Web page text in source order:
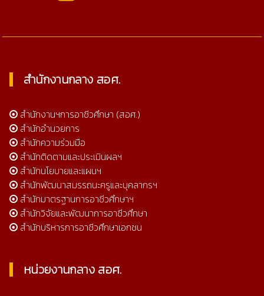
สำนักงานกลาง สอศ.
สำนักงานฯการอาชีวศึกษา (สอศ.)
สำนักอำนวยการ
สำนักความร่วมมือ
สำนักติดตามและประเมินผลฯ
สำนักนโยบายและแผนฯ
สำนักพัฒนาสมรรถนะครูและบุคลากรฯ
สำนักมาตรฐานการอาชีวศึกษาฯ
สำนักวิจัยและพัฒนาการอาชีวศึกษา
สำนักบริหารการอาชีวศึกษาเอกชน
หน่วยงานกลาง สอศ.